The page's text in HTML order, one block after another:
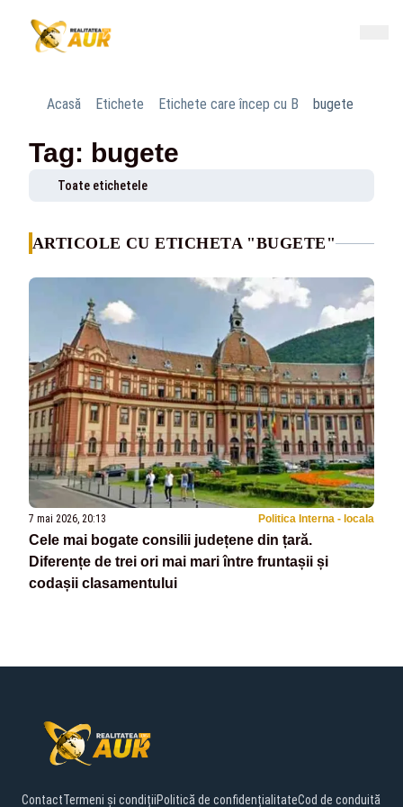
Acasă Etichete Etichete care încep cu B bugete
Tag: bugete
Toate etichetele
ARTICOLE CU ETICHETA "BUGETE"
7 mai 2026, 20:13 Politica Interna - locala
Cele mai bogate consilii județene din țară.
Diferențe de trei ori mai mari între fruntașii și
codașii clasamentului
ContactTermeni și condițiiPolitică de confidențialitateCod de conduită